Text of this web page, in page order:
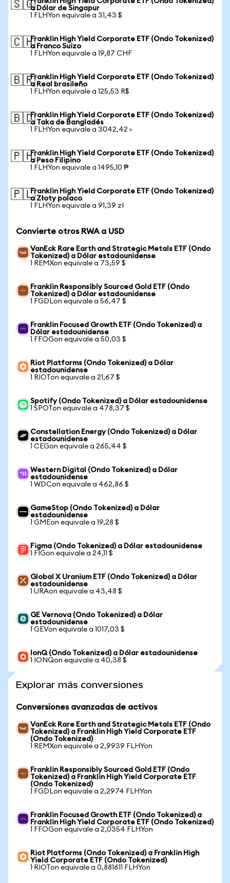
🇸🇬a Dólar de Singapur
1 FLHYon equivale a 31,43 $
🇨🇭Franklin High Yield Corporate ETF (Ondo Tokenized)
a Franco Suizo
1 FLHYon equivale a 19,87 CHF
🇧🇷Franklin High Yield Corporate ETF (Ondo Tokenized)
a Real brasileño
1 FLHYon equivale a 125,53 R$
🇧🇩Franklin High Yield Corporate ETF (Ondo Tokenized)
a Taka de Bangladés
1 FLHYon equivale a 3042,42 ৳
🇵🇭Franklin High Yield Corporate ETF (Ondo Tokenized)
a Peso Filipino
1 FLHYon equivale a 1495,10 ₱
🇵🇱Franklin High Yield Corporate ETF (Ondo Tokenized)
a Złoty polaco
1 FLHYon equivale a 91,39 zł
Convierte otros RWA a USD
VanEck Rare Earth and Strategic Metals ETF (Ondo
Tokenized) a Dólar estadounidense
1 REMXon equivale a 73,59 $
Franklin Responsibly Sourced Gold ETF (Ondo
Tokenized) a Dólar estadounidense
1 FGDLon equivale a 56,47 $
Franklin Focused Growth ETF (Ondo Tokenized) a
Dólar estadounidense
1 FFOGon equivale a 50,03 $
Riot Platforms (Ondo Tokenized) a Dólar
estadounidense
1 RIOTon equivale a 21,67 $
Spotify (Ondo Tokenized) a Dólar estadounidense
1 SPOTon equivale a 478,37 $
Constellation Energy (Ondo Tokenized) a Dólar
estadounidense
1 CEGon equivale a 265,44 $
Western Digital (Ondo Tokenized) a Dólar
estadounidense
1 WDCon equivale a 462,86 $
GameStop (Ondo Tokenized) a Dólar
estadounidense
1 GMEon equivale a 19,28 $
Figma (Ondo Tokenized) a Dólar estadounidense
1 FIGon equivale a 24,11 $
Global X Uranium ETF (Ondo Tokenized) a Dólar
estadounidense
1 URAon equivale a 43,48 $
GE Vernova (Ondo Tokenized) a Dólar
estadounidense
1 GEVon equivale a 1017,03 $
IonQ (Ondo Tokenized) a Dólar estadounidense
1 IONQon equivale a 40,38 $
Explorar más conversiones
Conversiones avanzadas de activos
VanEck Rare Earth and Strategic Metals ETF (Ondo
Tokenized) a Franklin High Yield Corporate ETF
(Ondo Tokenized)
1 REMXon equivale a 2,9939 FLHYon
Franklin Responsibly Sourced Gold ETF (Ondo
Tokenized) a Franklin High Yield Corporate ETF
(Ondo Tokenized)
1 FGDLon equivale a 2,2974 FLHYon
Franklin Focused Growth ETF (Ondo Tokenized) a
Franklin High Yield Corporate ETF (Ondo Tokenized)
1 FFOGon equivale a 2,0354 FLHYon
Riot Platforms (Ondo Tokenized) a Franklin High
Yield Corporate ETF (Ondo Tokenized)
1 RIOTon equivale a 0,881611 FLHYon